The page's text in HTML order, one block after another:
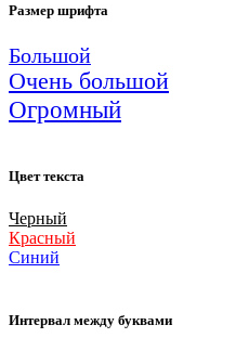
Размер шрифта
Большой
Очень большой
Огромный
Цвет текста
Черный
Красный
Синий
Интервал между буквами